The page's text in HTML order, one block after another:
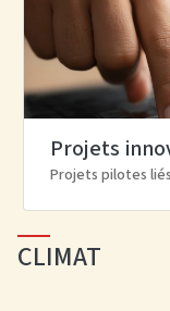
Projets
Projets pilotes
CLIMAT